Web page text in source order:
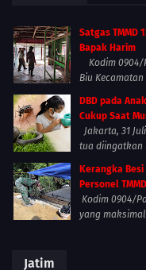
Satgas TMMD
Bapak Harim
Kodim 0904/
Biu Kecamatan
DBD pada
Cukup Saat
Jakarta, 31
tua diingatkan
Kerangka
Personel
Kodim 0904/
yang
Jatim